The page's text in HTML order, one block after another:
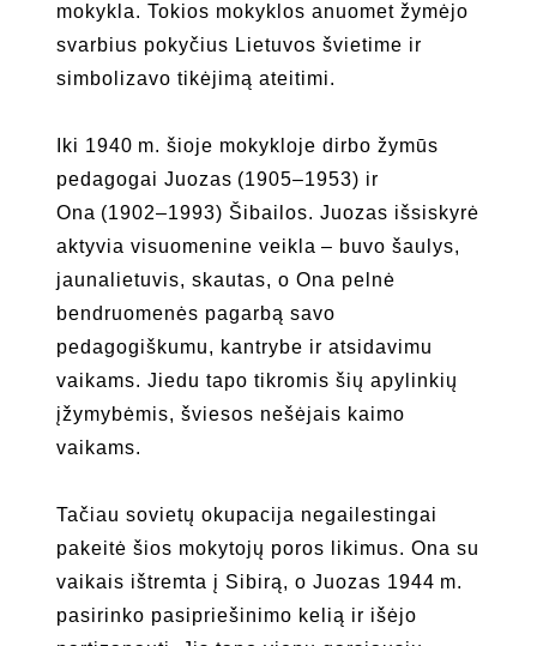
mokykla. Tokios mokyklos anuomet žymėjo
svarbius pokyčius Lietuvos švietime ir
simbolizavo tikėjimą ateitimi.
Iki 1940 m. šioje mokykloje dirbo žymūs
pedagogai Juozas (1905–1953) ir
Ona (1902–1993) Šibailos. Juozas išsiskyrė
aktyvia visuomenine veikla – buvo šaulys,
jaunalietuvis, skautas, o Ona pelnė
bendruomenės pagarbą savo
pedagogiškumu, kantrybe ir atsidavimu
vaikams. Jiedu tapo tikromis šių apylinkių
įžymybėmis, šviesos nešėjais kaimo
vaikams.
Tačiau sovietų okupacija negailestingai
pakeitė šios mokytojų poros likimus. Ona su
vaikais ištremta į Sibirą, o Juozas 1944 m.
pasirinko pasipriešinimo kelią ir išėjo